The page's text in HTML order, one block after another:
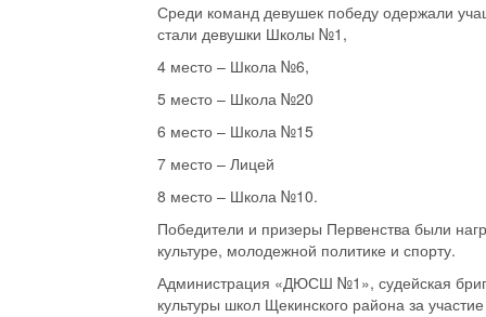
Среди команд девушек победу одержали
стали девушки Школы №1,
4 место – Школа №6,
5 место – Школа №20
6 место – Школа №15
7 место – Лицей
8 место – Школа №10.
Победители и призеры Первенства были
культуре, молодежной политике и спорту.
Администрация «ДЮСШ №1», судейская
культуры школ Щекинского района за